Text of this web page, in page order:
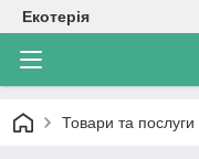
Екотерія
Товари та послуги